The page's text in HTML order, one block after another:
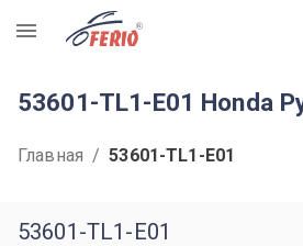
R
53601-TL1-E01 Honda
Главная / 53601-TL1-E01
53601-TL1-E01